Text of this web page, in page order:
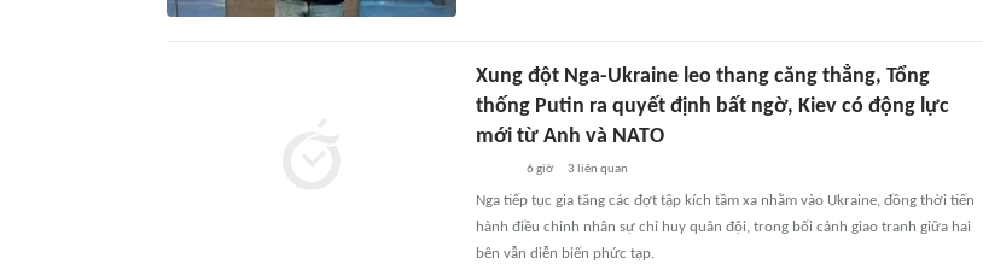
Xung đột Nga-Ukraine leo thang căng thẳng, Tổng
thống Putin ra quyết định bất ngờ, Kiev có động lực
mới từ Anh và NATO
6 giờ 3 liên quan
Nga tiếp tục gia tăng các đợt tập kích tầm xa nhằm vào Ukraine, đồng thời tiến
hành điều chỉnh nhân sự chỉ huy quân đội, trong bối cảnh giao tranh giữa hai
bên vẫn diễn biến phức tạp.